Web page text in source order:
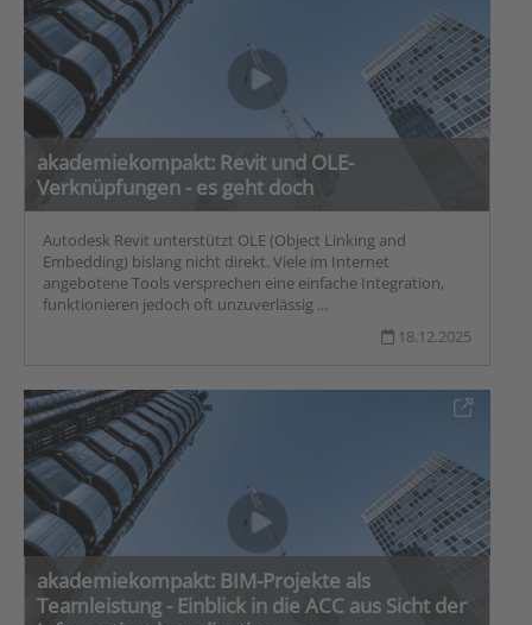
akademiekompakt: Revit und OLE-
Verknüpfungen - es geht doch
Autodesk Revit unterstützt OLE (Object Linking and
Embedding) bislang nicht direkt. Viele im Internet
angebotene Tools versprechen eine einfache Integration,
funktionieren jedoch oft unzuverlässig ...
18.12.2025
akademiekompakt: BIM-Projekte als
Teamleistung - Einblick in die ACC aus Sicht der